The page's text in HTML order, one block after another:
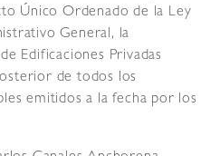
Único Ordenado de la Ley
General, la
Edificaciones Privadas
de todos los
emitidos a la fecha por los